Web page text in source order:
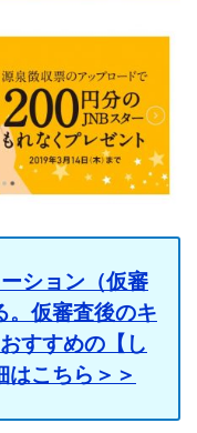
ション（仮審
。仮審査後のキ
すすめの【し
はこちら＞＞